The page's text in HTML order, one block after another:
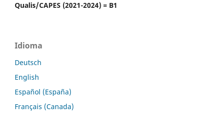
Qualis/CAPES (2021-2024) = B1
Idioma
Deutsch
English
Español (España)
Français (Canada)